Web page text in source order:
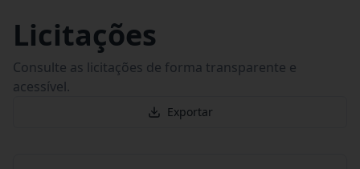
Licitações
Consulte as licitações de forma transparente e
acessível.
Exportar